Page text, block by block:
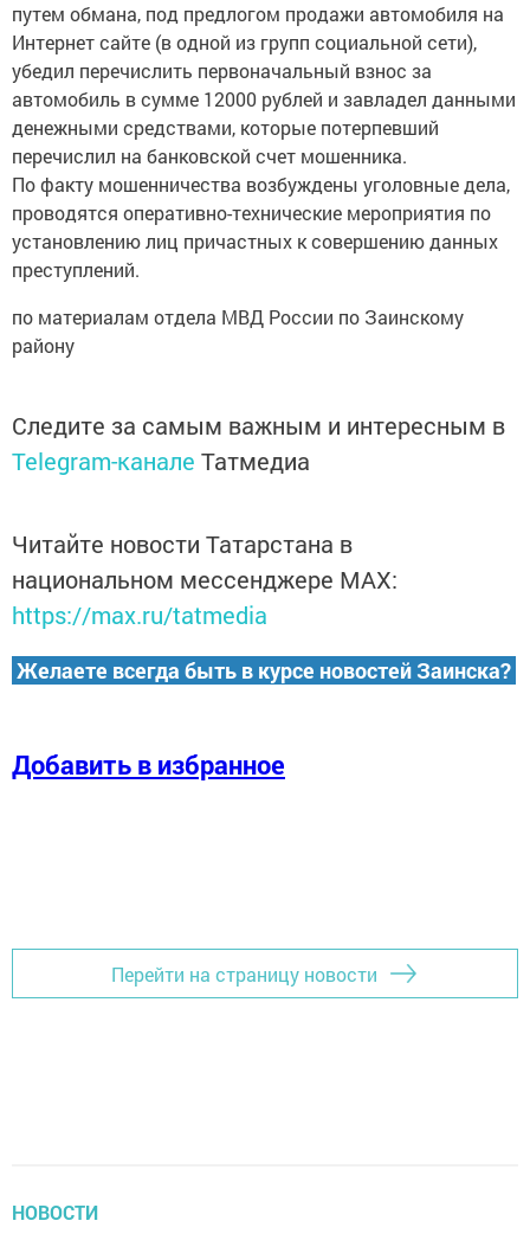
путем обмана, под предлогом продажи автомобиля на
Интернет сайте (в одной из групп социальной сети),
убедил перечислить первоначальный взнос за
автомобиль в сумме 12000 рублей и завладел данными
денежными средствами, которые потерпевший
перечислил на банковской счет мошенника.
По факту мошенничества возбуждены уголовные дела,
проводятся оперативно-технические мероприятия по
установлению лиц причастных к совершению данных
преступлений.
по материалам отдела МВД России по Заинскому
району
Следите за самым важным и интересным в
Telegram-канале Татмедиа
Читайте новости Татарстана в
национальном мессенджере MАХ:
https://max.ru/tatmedia
Желаете всегда быть в курсе новостей Заинска?
Добавить в избранное
Перейти на страницу новости
НОВОСТИ